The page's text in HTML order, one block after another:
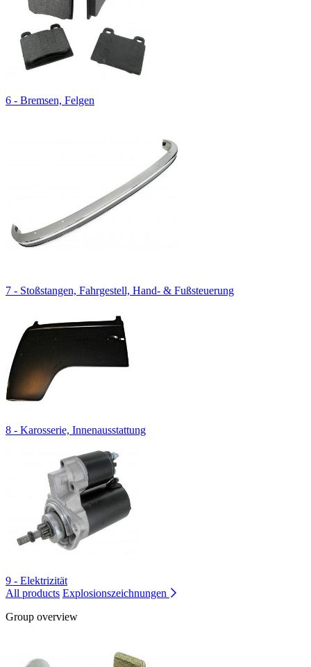
6 - Bremsen, Felgen
7 - Stoßstangen, Fahrgestell, Hand- & Fußsteuerung
8 - Karosserie, Innenausstattung
9 - Elektrizität
All products Explosionszeichnungen
Group overview